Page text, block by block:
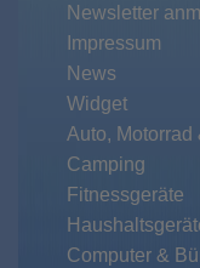
Newsletter
Impressum
News
Widget
Auto, Motorrad
Camping
Fitnessgeräte
Computer &